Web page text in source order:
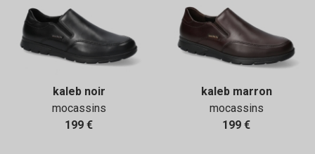
kaleb noir
mocassins
199 €
kaleb marron
mocassins
199 €